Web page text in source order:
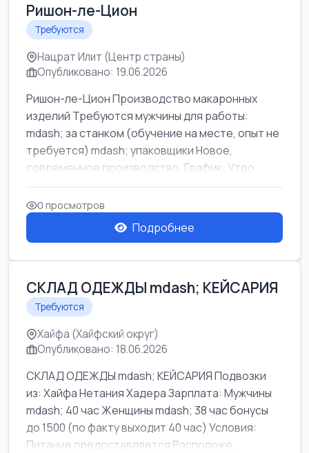
Ришон-ле-Цион
Требуются
Нацрат Илит (Центр страны)
Опубликовано: 19.06.2026
Ришон-ле-Цион Производство макаронных
изделий Требуются мужчины для работы:
mdash; за станком (обучение на месте, опыт не
требуется) mdash; упаковщики Новое,
современное производство. График: Утро
mda...
0 просмотров
Подробнее
СКЛАД ОДЕЖДЫ mdash; КЕЙСАРИЯ
Требуются
Хайфа (Хайфский округ)
Опубликовано: 18.06.2026
СКЛАД ОДЕЖДЫ mdash; КЕЙСАРИЯ Подвозки
из: Хайфа Нетания Хадера Зарплата: Мужчины
mdash; 40 час Женщины mdash; 38 час бонусы
до 1500 (по факту выходит 40 час) Условия:
Питание предоставляется Расположе...